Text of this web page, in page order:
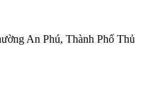
An Phú, Thành Phố Thủ